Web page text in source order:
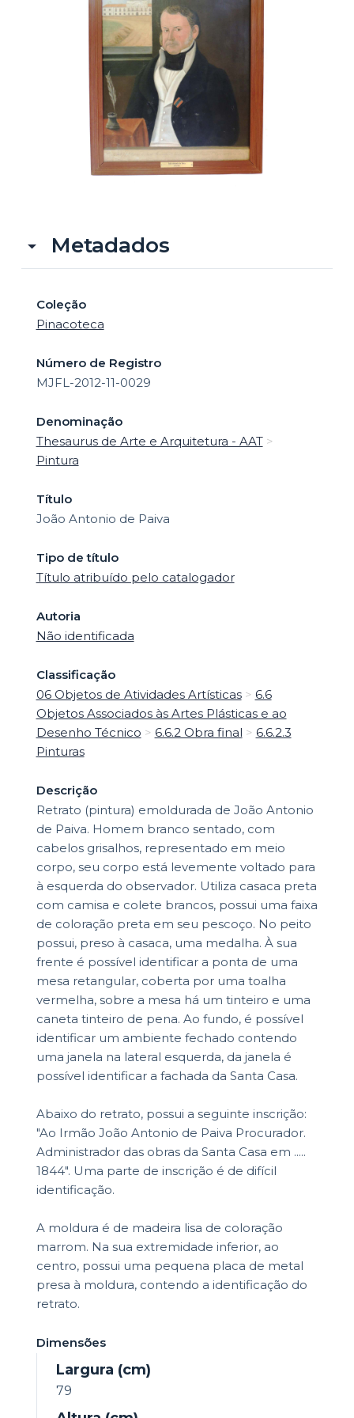
Metadados
Coleção
Pinacoteca
Número de Registro
MJFL-2012-11-0029
Denominação
Thesaurus de Arte e Arquitetura - AAT>
Pintura
Título
João Antonio de Paiva
Tipo de título
Título atribuído pelo catalogador
Autoria
Não identificada
Classificação
06 Objetos de Atividades Artísticas> 6.6
Objetos Associados às Artes Plásticas e ao
Desenho Técnico > 6.6.2 Obra final > 6.6.2.3
Pinturas
Descrição
Retrato (pintura) emoldurada de João Antonio
de Paiva. Homem branco sentado, com
cabelos grisalhos, representado em meio
corpo, seu corpo está levemente voltado para
à esquerda do observador. Utiliza casaca preta
com camisa e colete brancos, possui uma faixa
de coloração preta em seu pescoço. No peito
possui, preso à casaca, uma medalha. À sua
frente é possível identificar a ponta de uma
mesa retangular, coberta por uma toalha
vermelha, sobre a mesa há um tinteiro e uma
caneta tinteiro de pena. Ao fundo, é possível
identificar um ambiente fechado contendo
uma janela na lateral esquerda, da janela é
possível identificar a fachada da Santa Casa.
Abaixo do retrato, possui a seguinte inscrição:
"Ao Irmão João Antonio de Paiva Procurador.
Administrador das obras da Santa Casa em .....
1844". Uma parte de inscrição é de difícil
identificação.
A moldura é de madeira lisa de coloração
marrom. Na sua extremidade inferior, ao
centro, possui uma pequena placa de metal
presa à moldura, contendo a identificação do
retrato.
Dimensões
Largura (cm)
79